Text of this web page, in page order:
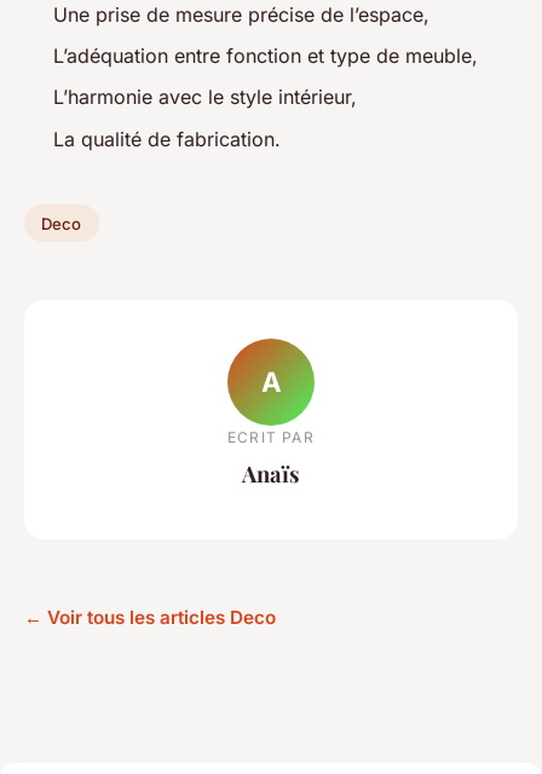
Une prise de mesure précise de l’espace,
L’adéquation entre fonction et type de meuble,
L’harmonie avec le style intérieur,
La qualité de fabrication.
Deco
A
ECRIT PAR
Anaïs
← Voir tous les articles Deco